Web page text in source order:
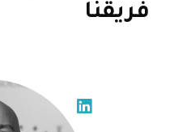
فريقنا